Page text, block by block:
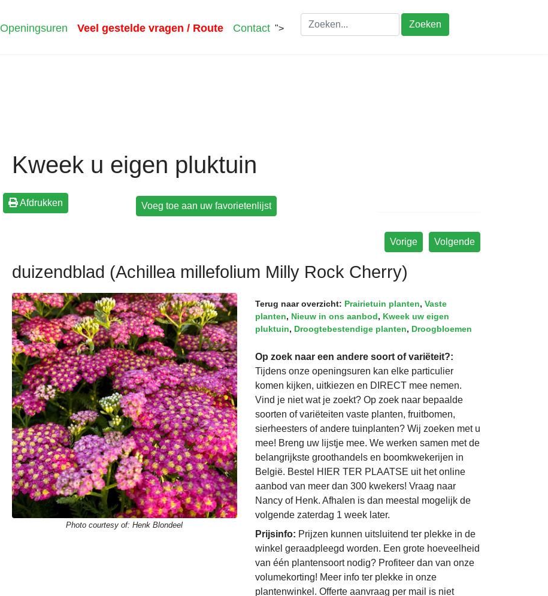
Openingsuren Veel gestelde vragen / Route Contact "> Zoeken
Kweek u eigen pluktuin
Afdrukken
Volgende
Vorige
duizendblad (Achillea millefolium Milly Rock Cherry)
Photo courtesy of:Henk Blondeel
Terug naar overzicht: Prairietuin planten, Vaste
planten, Nieuw in ons aanbod, Kweek uw eigen
pluktuin, Droogtebestendige planten, Droogbloemen
Op zoek naar een andere soort of variëteit?:
Tijdens onze openingsuren kan elke particulier
komen kijken, uitkiezen en DIRECT mee nemen.
Vind je niet wat je zoekt? Op zoek naar bepaalde
soorten of variëteiten vaste planten, fruitbomen,
sierheesters of andere tuinplanten? Wij zoeken met u
mee! Breng uw lijstje mee. We werken samen met de
belangrijkste groothandels en boomkwekerijen in
België. Bestel HIER TER PLAATSE uit het online
aanbod van meer dan 300 kwekers! Vraag naar
Nancy of Henk. Afhalen is dan meestal mogelijk de
volgende zaterdag 1 week later.
Prijsinfo: Prijzen kunnen uitsluitend ter plekke in de
winkel geraadpleegd worden. Een grote hoeveelheid
van één plantensoort nodig? Profiteer dan van onze
volumekorting! Meer info ter plekke in onze
plantenwinkel. Offerte aanvraag per mail is niet